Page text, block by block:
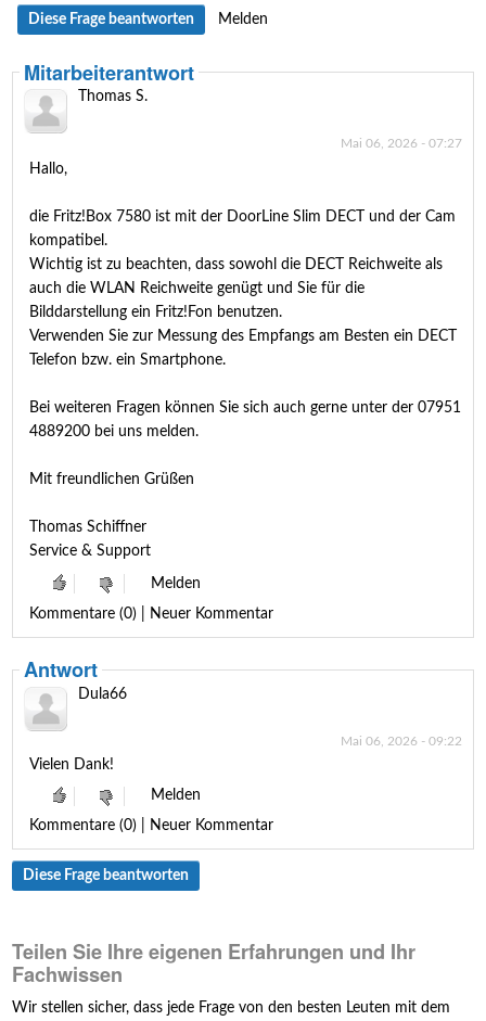
Diese Frage beantworten Melden
Mitarbeiterantwort
Thomas S.
Mai 06, 2026 - 07:27
Hallo,
die Fritz!Box 7580 ist mit der DoorLine Slim DECT und der Cam
kompatibel.
Wichtig ist zu beachten, dass sowohl die DECT Reichweite als
auch die WLAN Reichweite genügt und Sie für die
Bilddarstellung ein Fritz!Fon benutzen.
Verwenden Sie zur Messung des Empfangs am Besten ein DECT
Telefon bzw. ein Smartphone.
Bei weiteren Fragen können Sie sich auch gerne unter der 07951
4889200 bei uns melden.
Mit freundlichen Grüßen
Thomas Schiffner
Service & Support
Melden
Kommentare (0) | Neuer Kommentar
Antwort
Dula66
Mai 06, 2026 - 09:22
Vielen Dank!
Melden
Kommentare (0) | Neuer Kommentar
Diese Frage beantworten
Teilen Sie Ihre eigenen Erfahrungen und Ihr
Fachwissen
Wir stellen sicher, dass jede Frage von den besten Leuten mit dem